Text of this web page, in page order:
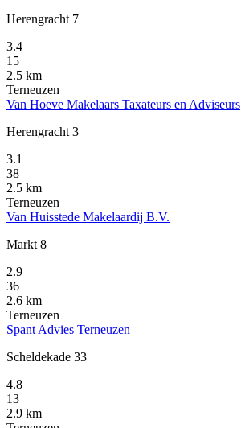
Herengracht 7
3.4
15
2.5 km
Terneuzen
Van Hoeve Makelaars Taxateurs en Adviseurs
Herengracht 3
3.1
38
2.5 km
Terneuzen
Van Huisstede Makelaardij B.V.
Markt 8
2.9
36
2.6 km
Terneuzen
Spant Advies Terneuzen
Scheldekade 33
4.8
13
2.9 km